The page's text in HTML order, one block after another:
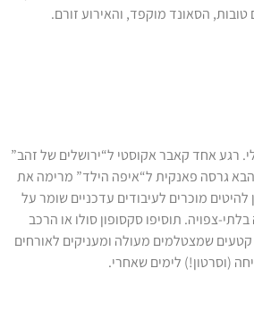
טובות, הסאונד מוקפד, והאירוע זורם.
רגע אחד קאבר אקוסטי ל“ירושלים של זהב”
גרסה פאנקית ל“איפה הילד” מרימה את
להיטים מוכרים לעיבודים עדכניים שומר על
בלתי-צפויה. תוסיפו סקסופון סולו או הרכב
שמצטלמים מעולה ומעניקים לאורחים
(וסרטון!) לימים שאחרי.